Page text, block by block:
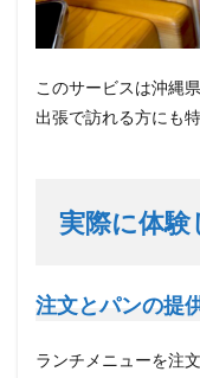
このサービスは沖縄
出張で訪れる方にも
実際に体験
注文とパンの提
ランチメニューを注